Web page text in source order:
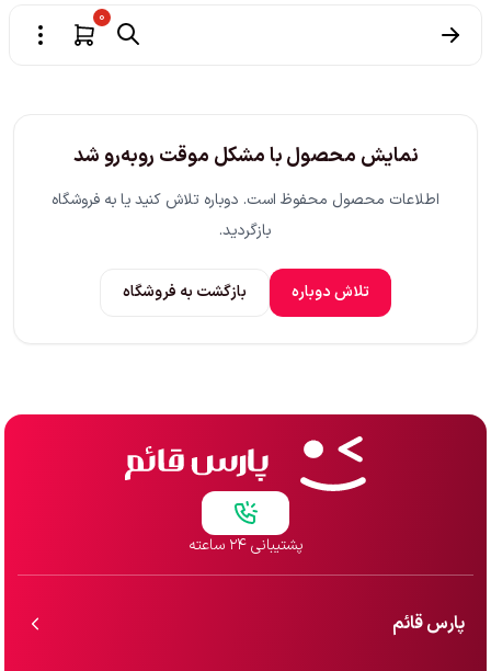
0
نمایش محصول با مشکل موقت روبه‌رو شد
اطلاعات محصول محفوظ است. دوباره تلاش کنید یا به فروشگاه
بازگردید.
تلاش دوباره بازگشت به فروشگاه
پشتیبانی ۲۴ ساعته
پارس قائم